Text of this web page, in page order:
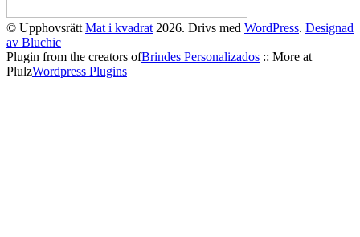
© Upphovsrätt Mat i kvadrat 2026. Drivs med WordPress. Designad
av Bluchic
Plugin from the creators ofBrindes Personalizados :: More at
PlulzWordpress Plugins